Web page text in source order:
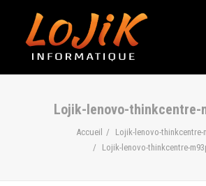
BOUTIQUE
À PROPOS
Lojik-lenovo-thinkcentre-
Accueil
Lojik-lenovo-thinkcentre-
Lojik-lenovo-thinkcentre-